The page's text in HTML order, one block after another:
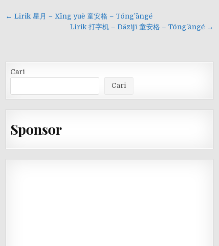
Navigasi
← Lirik 星月 – Xīng yuè 童安格 – Tóng’āngé
Lirik 打字机 – Dǎzìjī 童安格 – Tóng’āngé →
Cari
Cari
Sponsor